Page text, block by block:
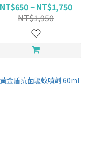
NT$650 ~ NT$1,750
NT$1,950